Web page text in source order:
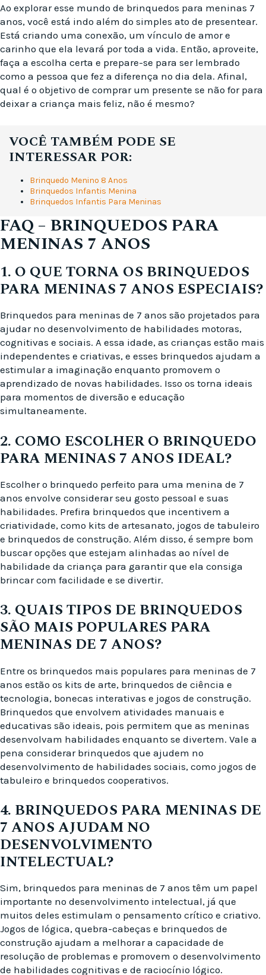
Ao explorar esse mundo de brinquedos para meninas 7
anos, você está indo além do simples ato de presentear.
Está criando uma conexão, um vínculo de amor e
carinho que ela levará por toda a vida. Então, aproveite,
faça a escolha certa e prepare-se para ser lembrado
como a pessoa que fez a diferença no dia dela. Afinal,
qual é o objetivo de comprar um presente se não for para
deixar a criança mais feliz, não é mesmo?
VOCÊ TAMBÉM PODE SE
INTERESSAR POR:
Brinquedo Menino 8 Anos
Brinquedos Infantis Menina
Brinquedos Infantis Para Meninas
FAQ – BRINQUEDOS PARA
MENINAS 7 ANOS
1. O QUE TORNA OS BRINQUEDOS
PARA MENINAS 7 ANOS ESPECIAIS?
Brinquedos para meninas de 7 anos são projetados para
ajudar no desenvolvimento de habilidades motoras,
cognitivas e sociais. A essa idade, as crianças estão mais
independentes e criativas, e esses brinquedos ajudam a
estimular a imaginação enquanto promovem o
aprendizado de novas habilidades. Isso os torna ideais
para momentos de diversão e educação
simultaneamente.
2. COMO ESCOLHER O BRINQUEDO
PARA MENINAS 7 ANOS IDEAL?
Escolher o brinquedo perfeito para uma menina de 7
anos envolve considerar seu gosto pessoal e suas
habilidades. Prefira brinquedos que incentivem a
criatividade, como kits de artesanato, jogos de tabuleiro
e brinquedos de construção. Além disso, é sempre bom
buscar opções que estejam alinhadas ao nível de
habilidade da criança para garantir que ela consiga
brincar com facilidade e se divertir.
3. QUAIS TIPOS DE BRINQUEDOS
SÃO MAIS POPULARES PARA
MENINAS DE 7 ANOS?
Entre os brinquedos mais populares para meninas de 7
anos estão os kits de arte, brinquedos de ciência e
tecnologia, bonecas interativas e jogos de construção.
Brinquedos que envolvem atividades manuais e
educativas são ideais, pois permitem que as meninas
desenvolvam habilidades enquanto se divertem. Vale a
pena considerar brinquedos que ajudem no
desenvolvimento de habilidades sociais, como jogos de
tabuleiro e brinquedos cooperativos.
4. BRINQUEDOS PARA MENINAS DE
7 ANOS AJUDAM NO
DESENVOLVIMENTO
INTELECTUAL?
Sim, brinquedos para meninas de 7 anos têm um papel
importante no desenvolvimento intelectual, já que
muitos deles estimulam o pensamento crítico e criativo.
Jogos de lógica, quebra-cabeças e brinquedos de
construção ajudam a melhorar a capacidade de
resolução de problemas e promovem o desenvolvimento
de habilidades cognitivas e de raciocínio lógico.